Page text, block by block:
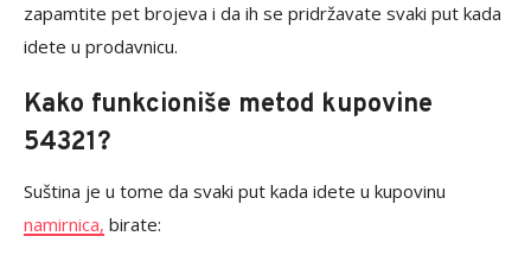
zapamtite pet brojeva i da ih se pridržavate svaki put kada
idete u prodavnicu.
Kako funkcioniše metod kupovine
54321?
Suština je u tome da svaki put kada idete u kupovinu
namirnica, birate: